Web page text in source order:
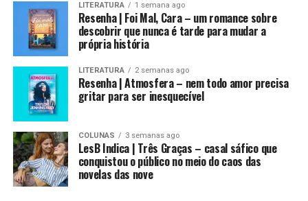
LITERATURA 1 semana ago
Resenha | Foi Mal, Cara – um romance sobre
descobrir que nunca é tarde para mudar a
própria história
LITERATURA 2 semanas ago
Resenha | Atmosfera – nem todo amor precisa
gritar para ser inesquecível
COLUNAS 3 semanas ago
LesB Indica | Três Graças – casal sáfico que
conquistou o público no meio do caos das
novelas das nove